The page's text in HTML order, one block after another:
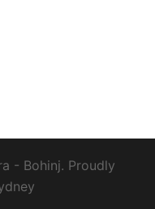
- Bohinj. Proudly